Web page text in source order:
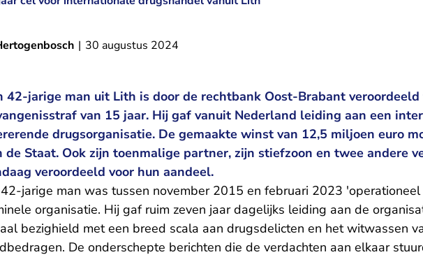
| 30 augustus 2024
42-jarige man uit Lith is door de rechtbank Oost-Brabant
van 15 jaar. Hij gaf vanuit Nederland leiding aan een
drugsorganisatie. De gemaakte winst van 12,5 miljoen euro
de Staat. Ook zijn toenmalige partner, zijn stiefzoon en twee andere
veroordeeld voor hun aandeel.
jarige man was tussen november 2015 en februari 2023
organisatie. Hij gaf ruim zeven jaar dagelijks leiding aan de
bezighield met een breed scala aan drugsdelicten en het witwassen
De onderschepte berichten die de verdachten aan elkaar